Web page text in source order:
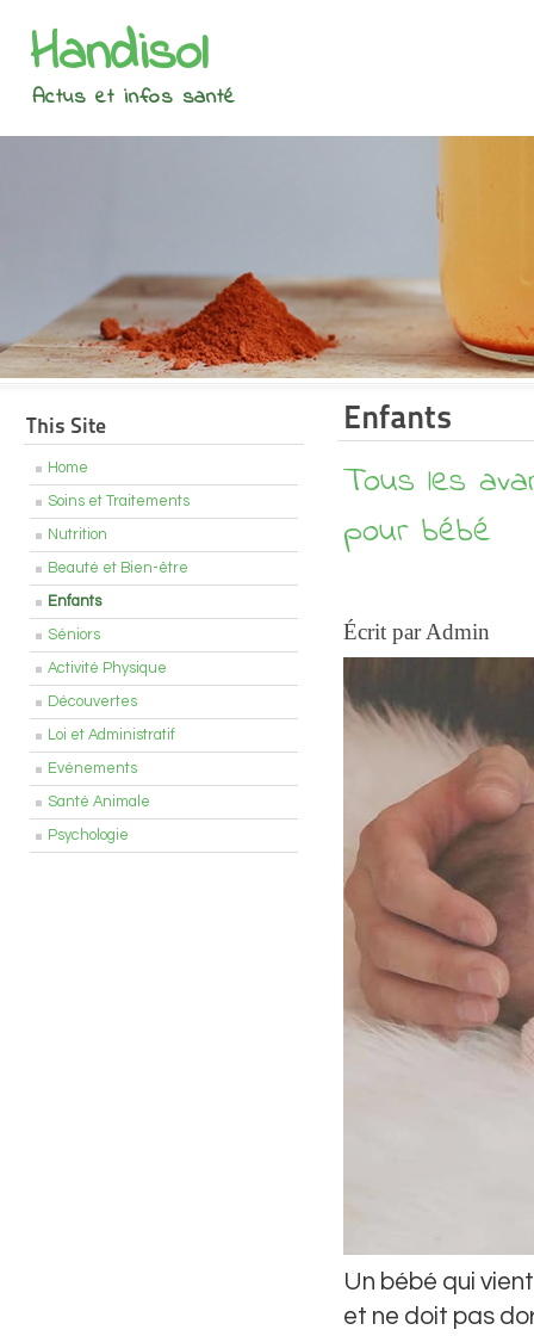
Handisol
Actus et infos santé
This Site
Home
Soins et Traitements
Nutrition
Beauté et Bien-être
Enfants
Séniors
Activité Physique
Découvertes
Loi et Administratif
Evénements
Santé Animale
Psychologie
Enfants
Tous les
pour bébé
Écrit par Admin
Un bébé qui
et ne doit pas